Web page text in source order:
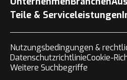
Teile & Serviceleistungen
Nutzungsbedingungen &
DatenschutzrichtlinieCookie-
Weitere Suchbegriffe